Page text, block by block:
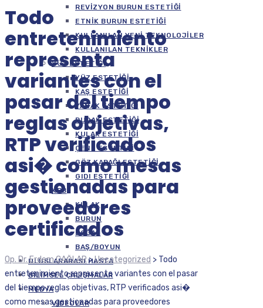
REVIZYON BURUN ESTETIĞI
ETNIK BURUN ESTETIĞI
KULLANILAN YENI TEKNOLOJILER
KULLANILAN TEKNIKLER
YÜZ ESTETIĞI
YÜZ ESTETIĞI
KAŞ ESTETIĞI
YANAK ESTETIĞI
DUDAK ESTETIĞI
KULAK ESTETIĞI
ÇENE ESTETIĞI
GÖZ KAPAĞI ESTETIĞI
GIDI ESTETIĞI
KBB
KULAK
BURUN
BOĞAZ
BAŞ/BOYUN
ULUSLARARASI HASTA
BILIMSEL ÇALIŞMALAR
MEDYA
VIDEOLAR
Todo
entretenimiento
representa
variantes con el
pasar del tiempo
reglas objetivas,
RTP verificados
asi� como mesas
gestionadas para
proveedores
certificados
Op. Dr. Erdem ÇAĞLAR >Uncategorized > Todo
entretenimiento representa variantes con el pasar
del tiempo reglas objetivas, RTP verificados asi�
como mesas gestionadas para proveedores